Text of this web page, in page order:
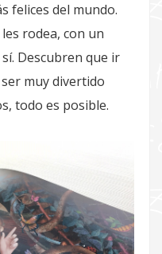
felices del mundo.
rodea, con un
Descubren que ir
muy divertido
todo es posible.